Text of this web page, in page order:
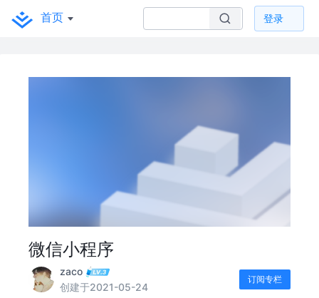
首页 登录
微信小程序
zaco
创建于2021-05-24
订阅专栏